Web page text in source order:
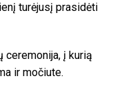
turėjusį prasidėti
ceremonija, į kurią
ir močiute.